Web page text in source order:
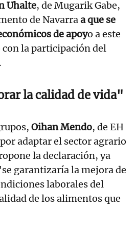
Uhalte, de Mugarik Gabe,
de Navarraa que se
de apoyo a este
la participación del
la calidad de vida"
Oihan Mendo, de EH
adaptar el sector agrario
la declaración, ya
garantizaría la mejora de
laborales del
de los alimentos que